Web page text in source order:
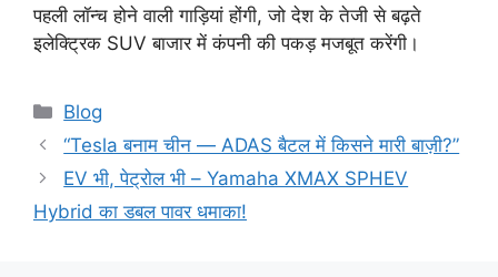
पहली लॉन्च होने वाली गाड़ियां होंगी, जो देश के तेजी से बढ़ते
इलेक्ट्रिक SUV बाजार में कंपनी की पकड़ मजबूत करेंगी।
Categories
Blog
“Tesla बनाम चीन — ADAS बैटल में किसने मारी बाज़ी?”
EV भी, पेट्रोल भी – Yamaha XMAX SPHEV
Hybrid का डबल पावर धमाका!